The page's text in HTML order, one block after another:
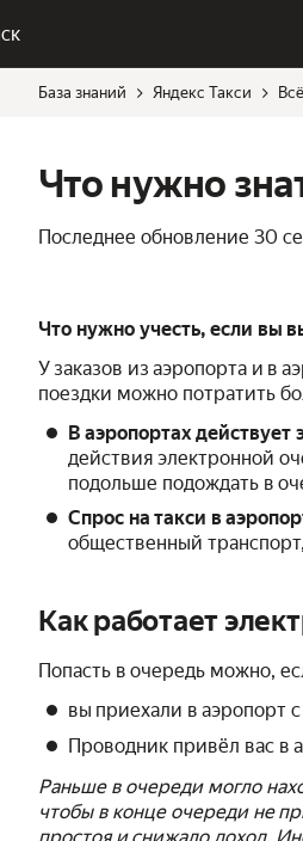
База знаний Яндекс Такси
Что нужно
Последнее обновление 30
Что нужно учесть, если вы
У заказов из аэропорта и в
поездки можно потратить
В аэропортах действует
действия электронной
подольше подождать в
Спрос на такси в
общественный
Как работает
Попасть в очередь можно,
вы приехали в аэропорт
Проводник привёл вас в
Раньше в очереди могло
чтобы в конце очереди не